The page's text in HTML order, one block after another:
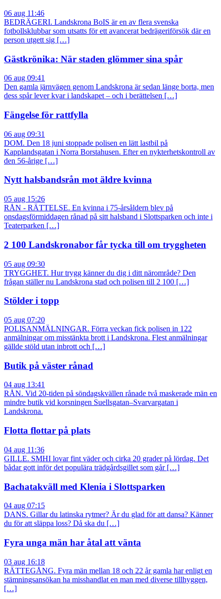
06 aug 11:46
BEDRÄGERI. Landskrona BoIS är en av flera svenska
fotbollsklubbar som utsatts för ett avancerat bedrägeriförsök där en
person utgett sig […]
Gästkrönika: När staden glömmer sina spår
06 aug 09:41
Den gamla järnvägen genom Landskrona är sedan länge borta, men
dess spår lever kvar i landskapet – och i berättelsen […]
Fängelse för rattfylla
06 aug 09:31
DOM. Den 18 juni stoppade polisen en lätt lastbil på
Kapplandsgatan i Norra Borstahusen. Efter en nykterhetskontroll av
den 56-årige […]
Nytt halsbandsrån mot äldre kvinna
05 aug 15:26
RÅN - RÄTTELSE. En kvinna i 75-årsåldern blev på
onsdagsförmiddagen rånad på sitt halsband i Slottsparken och inte i
Teaterparken […]
2 100 Landskronabor får tycka till om tryggheten
05 aug 09:30
TRYGGHET. Hur trygg känner du dig i ditt närområde? Den
frågan ställer nu Landskrona stad och polisen till 2 100 […]
Stölder i topp
05 aug 07:20
POLISANMÄLNINGAR. Förra veckan fick polisen in 122
anmälningar om misstänkta brott i Landskrona. Flest anmälningar
gällde stöld utan inbrott och […]
Butik på väster rånad
04 aug 13:41
RÅN. Vid 20-tiden på söndagskvällen rånade två maskerade män en
mindre butik vid korsningen Suellsgatan–Svarvargatan i
Landskrona.
Flotta flottar på plats
04 aug 11:36
GILLE. SMHI lovar fint väder och cirka 20 grader på lördag. Det
bådar gott inför det populära trädgårdsgillet som går […]
Bachatakväll med Klenia i Slottsparken
04 aug 07:15
DANS. Gillar du latinska rytmer? Är du glad för att dansa? Känner
du för att släppa loss? Då ska du […]
Fyra unga män har åtal att vänta
03 aug 16:18
RÄTTEGÅNG. Fyra män mellan 18 och 22 år gamla har enligt en
stämningsansökan ha misshandlat en man med diverse tillhyggen,
[…]